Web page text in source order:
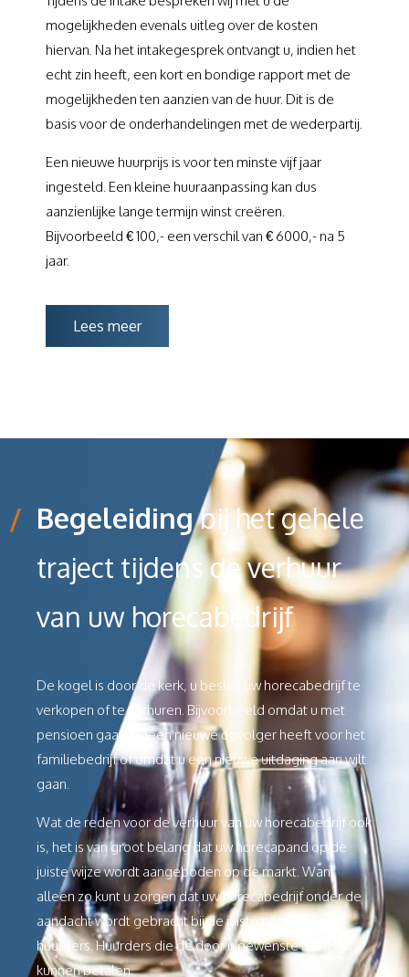
mogelijkheden evenals uitleg over de kosten
hiervan. Na het intakegesprek ontvangt u, indien het
echt zin heeft, een kort en bondige rapport met de
mogelijkheden ten aanzien van de huur. Dit is de
basis voor de onderhandelingen met de wederpartij.
Een nieuwe huurprijs is voor ten minste vijf jaar
ingesteld. Een kleine huuraanpassing kan dus
aanzienlijke lange termijn winst creëren.
Bijvoorbeeld € 100,- een verschil van € 6000,- na 5
jaar.
Lees meer
/ Begeleidingbij het gehele
traject tijdens de verhuur
van uw horecabedrijf
De kogel is door de kerk, u besluit uw horecabedrijf te
verkopen of te verhuren. Bijvoorbeeld omdat u met
pensioen gaat, u geen nieuwe opvolger heeft voor het
familiebedrijf of omdat u een nieuwe uitdaging aan wilt
gaan.
Wat de reden voor de verhuur van uw horecabedrijf ook
is, het is van groot belang dat uw horecapand op de
juiste wijze wordt aangeboden op de markt. Want
alleen zo kunt u zorgen dat uw horecabedrijf onder de
aandacht wordt gebracht bij de juiste potentiële
huurders. Huurders die de door u gewenste huurprijs
kunnen betalen.